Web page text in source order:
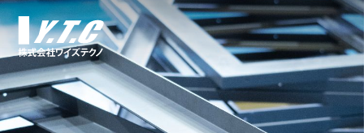
Skip
to
content